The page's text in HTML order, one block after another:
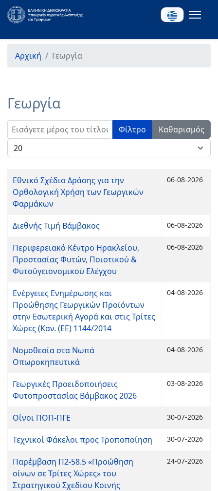
Αρχική Γεωργία
Γεωργία
Εισάγετε μέρος του τίτλου. Φίλτρο
Καθαρισμός
Εμφάνιση #
Εθνικό Σχέδιο Δράσης για την
Ορθολογική Χρήση των Γεωργικών
Φαρμάκων
06-08-2026
Διεθνής Τιμή Βάμβακος 06-08-2026
Περιφερειακό Κέντρο Ηρακλείου,
Προστασίας Φυτών, Ποιοτικού &
Φυτοϋγειονομικού Ελέγχου
06-08-2026
Ενέργειες Ενημέρωσης και
Προώθησης Γεωργικών Προϊόντων
στην Εσωτερική Αγορά και στις Τρίτες
Χώρες (Καν. (ΕΕ) 1144/2014
04-08-2026
Νομοθεσία στα Νωπά
Οπωροκηπευτικά
04-08-2026
Γεωργικές Προειδοποιήσεις
Φυτοπροστασίας Βάμβακος 2026
03-08-2026
Οίνοι ΠΟΠ-ΠΓΕ 30-07-2026
Τεχνικοί Φάκελοι προς Τροποποίηση 30-07-2026
Παρέμβαση Π2-58.5 «Προώθηση
οίνων σε Τρίτες Χώρες» του
Στρατηγικού Σχεδίου Κοινής
24-07-2026